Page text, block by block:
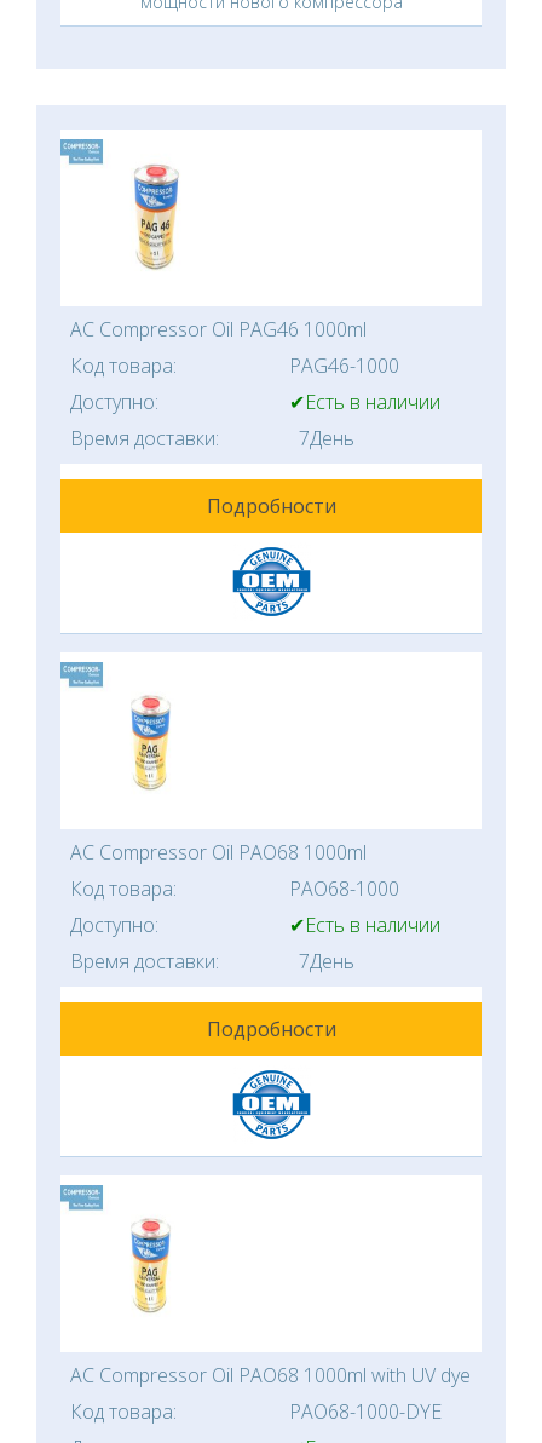
AC Compressor Oil PAG46 1000ml
Код товара:
PAG46-1000
Доступно:
✔Есть в наличии
Время доставки:
7День
Подробности
AC Compressor Oil PAO68 1000ml
Код товара:
PAO68-1000
Доступно:
✔Есть в наличии
Время доставки:
7День
Подробности
AC Compressor Oil PAO68 1000ml with UV dye
Код товара:
PAO68-1000-DYE